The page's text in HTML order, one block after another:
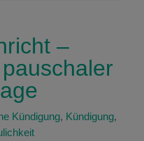
–
Kündigung, Kündigung,